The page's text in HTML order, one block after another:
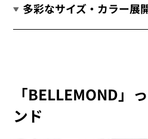
多彩なサイズ・カラー展
「BELLEMOND」
ンド